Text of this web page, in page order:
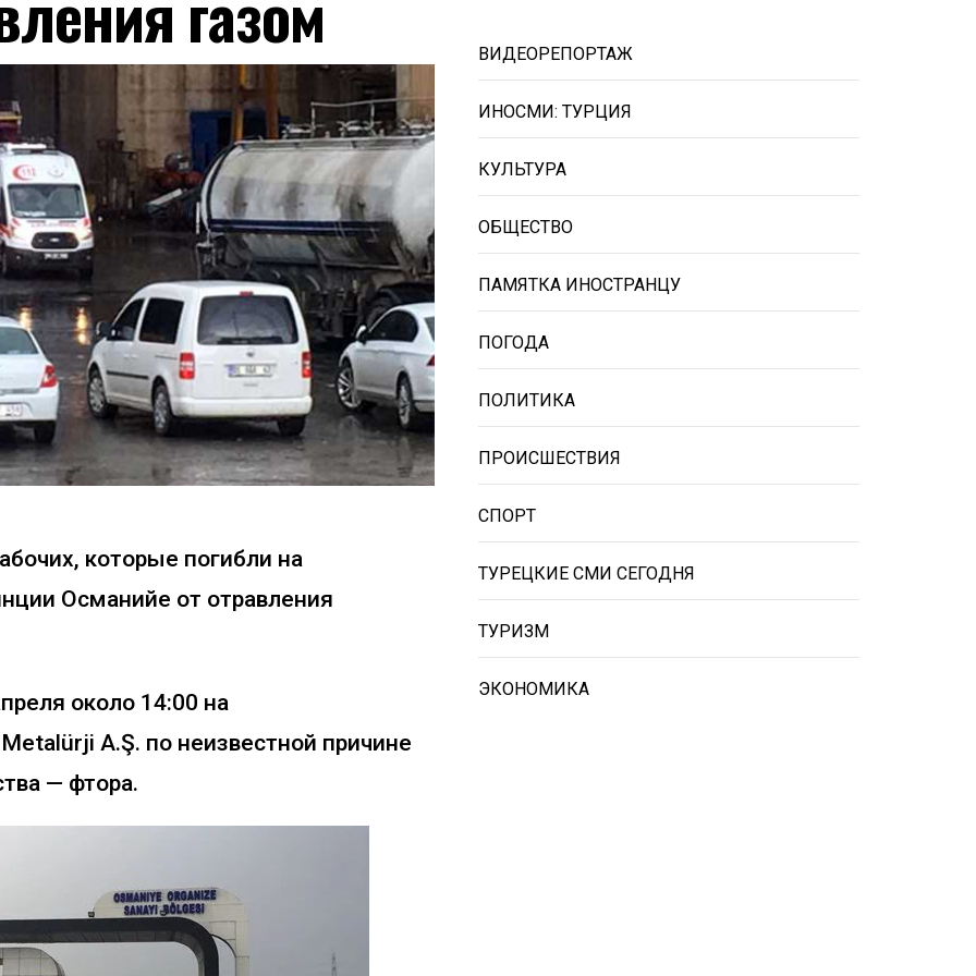
которые погибли на
Османийе от отравления
около 14:00 на
A.Ş. по неизвестной причине
— фтора.
ВИДЕОРЕПОРТАЖ
ИНОСМИ: ТУРЦИЯ
КУЛЬТУРА
ОБЩЕСТВО
ПАМЯТКА ИНОСТРАНЦУ
ПОГОДА
ПОЛИТИКА
ПРОИСШЕСТВИЯ
СПОРТ
ТУРЕЦКИЕ СМИ СЕГОДНЯ
ТУРИЗМ
ЭКОНОМИКА